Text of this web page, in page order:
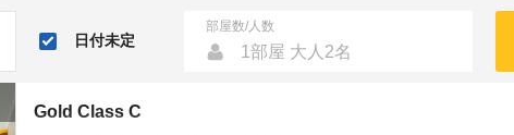
日付未定
部屋数/人数
1部屋 大人2名
Gold Class C